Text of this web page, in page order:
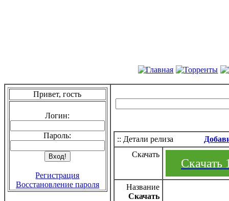
Привет, гость
Логин:
Пароль:
Регистрация
Восстановление пароля
:: Детали релиза
Скачать
Скачать
Название
Скачать